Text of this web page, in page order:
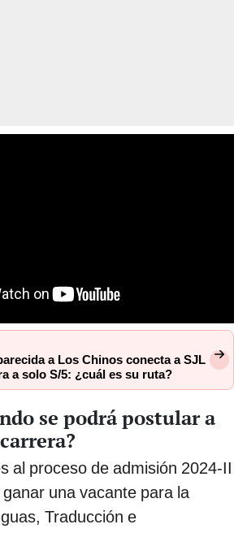
a Los Chinos conecta a SJL
a solo S/5: ¿cuál es su ruta?
se podrá postular a
al proceso de admisión 2024-II
una vacante para la
Traducción e